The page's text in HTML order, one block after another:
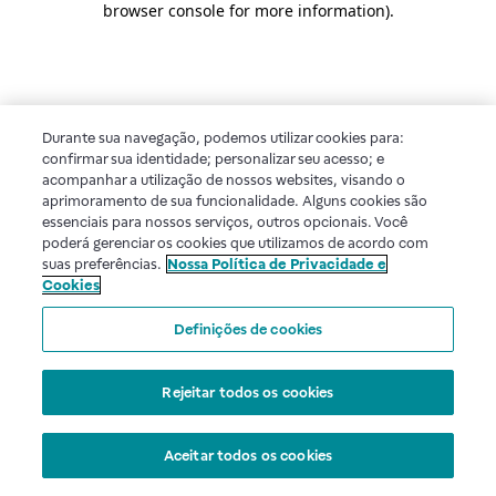
browser console for more information).
Durante sua navegação, podemos utilizar cookies para:
confirmar sua identidade; personalizar seu acesso; e
acompanhar a utilização de nossos websites, visando o
aprimoramento de sua funcionalidade. Alguns cookies são
essenciais para nossos serviços, outros opcionais. Você
poderá gerenciar os cookies que utilizamos de acordo com
suas preferências. Nossa Política de Privacidade e
Cookies
Definições de cookies
Rejeitar todos os cookies
Aceitar todos os cookies